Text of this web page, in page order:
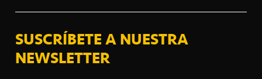
SUSCRÍBETE A NUESTRA
NEWSLETTER